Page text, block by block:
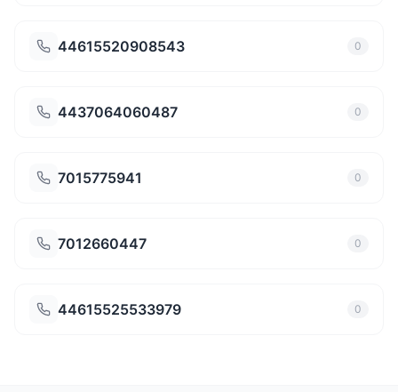
44615520908543 0
4437064060487 0
7015775941 0
7012660447 0
44615525533979 0